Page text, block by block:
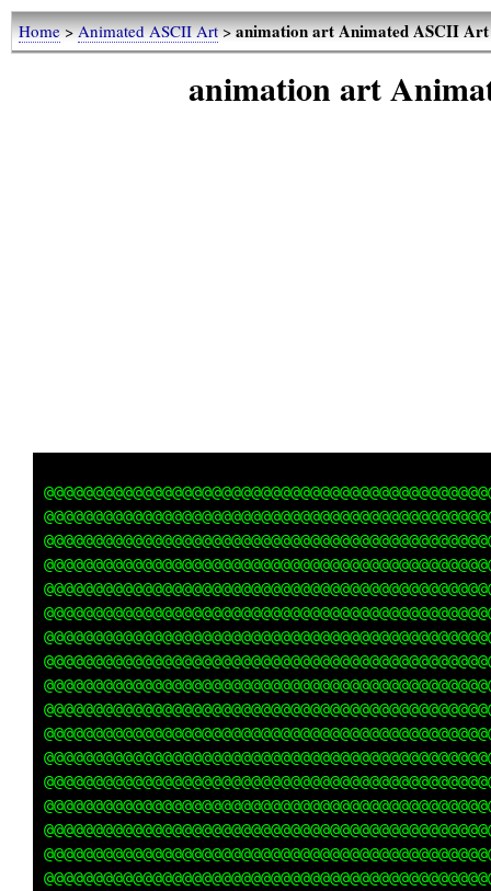
Home>Animated ASCII Art>animation art Animated ASCII Art
animation art